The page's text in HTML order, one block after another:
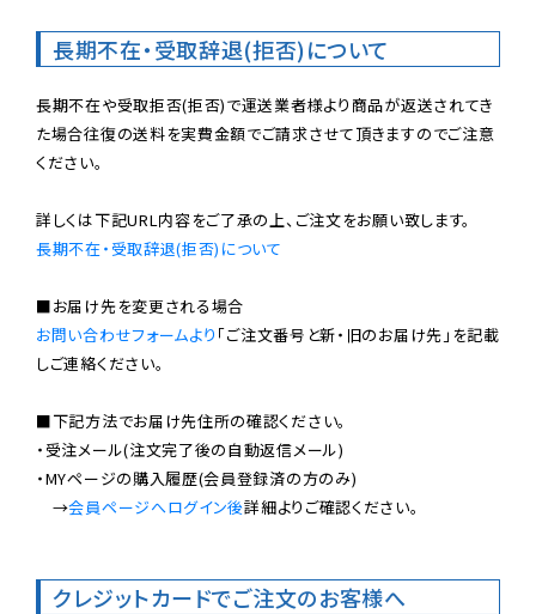
長期不在・受取辞退(拒否)について
長期不在や受取拒否(拒否)で運送業者様より商品が返送されてき
た場合往復の送料を実費金額でご請求させて頂きますのでご注意
ください。
長期不在・受取辞退(拒否)について
お問い合わせフォームより 「ご注文番号と新・旧のお届け先」を記載
しご連絡ください。
■下記方法でお届け先住所の確認ください。
・受注メール(注文完了後の自動返信メール)
・MYページの購入履歴(会員登録済の方のみ)
→会員ページへログイン後詳細よりご確認ください。
クレジットカードでご注文のお客様へ